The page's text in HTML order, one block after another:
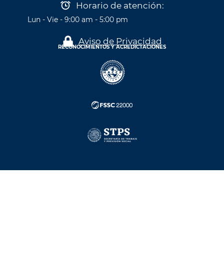
Horario de atención:
Lun - Vie - 9:00 am - 5:00 pm
Aviso de Privacidad
RECONOCIMIENTOS Y ACREDICTACIONES